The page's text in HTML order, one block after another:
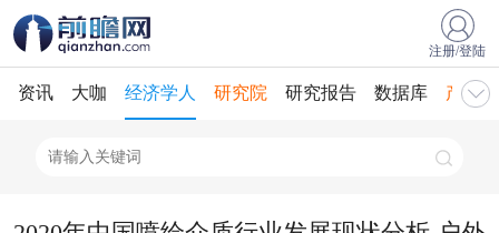
注册/登陆
资讯 大咖 经济学人 研究院 研究报告 数据库 产业